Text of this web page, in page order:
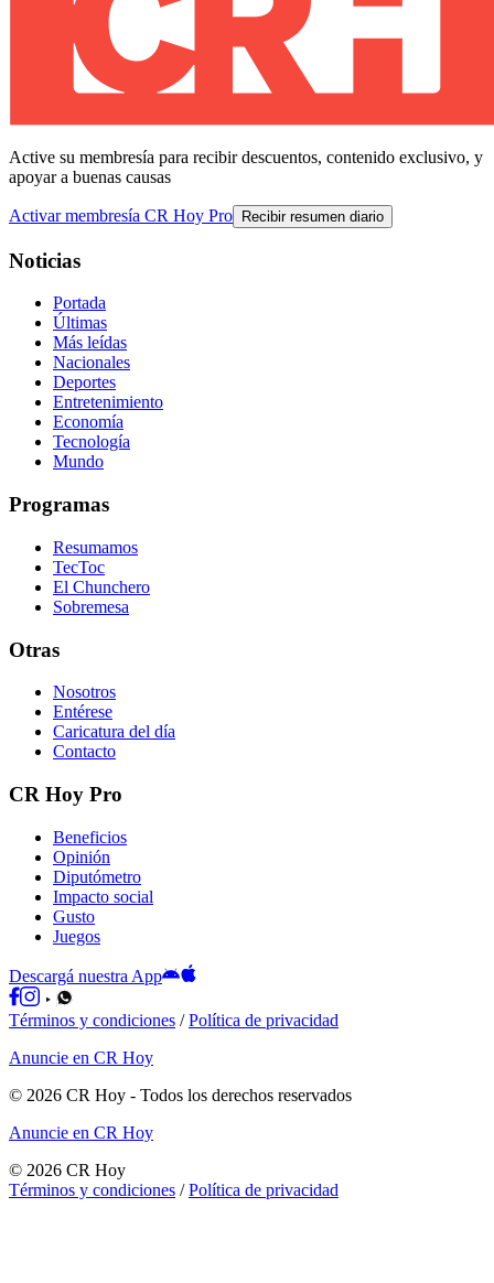
Active su membresía para recibir descuentos, contenido exclusivo, y
apoyar a buenas causas
Activar membresía CR Hoy Pro Recibir resumen diario
Noticias
Portada
Últimas
Más leídas
Nacionales
Deportes
Entretenimiento
Economía
Tecnología
Mundo
Programas
Resumamos
TecToc
El Chunchero
Sobremesa
Otras
Nosotros
Entérese
Caricatura del día
Contacto
CR Hoy Pro
Beneficios
Opinión
Diputómetro
Impacto social
Gusto
Juegos
Descargá nuestra App
Términos y condiciones /Política de privacidad
Anuncie en CR Hoy
© 2026 CR Hoy - Todos los derechos reservados
Anuncie en CR Hoy
© 2026 CR Hoy
Términos y condiciones /Política de privacidad